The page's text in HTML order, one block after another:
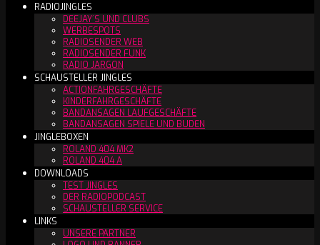
RADIOJINGLES
DEEJAY´S UND CLUBS
WERBESPOTS
RADIOSENDER WEB
RADIOSENDER FUNK
RADIO JARGON
SCHAUSTELLER JINGLES
ACTIONFAHRGESCHÄFTE
KINDERFAHRGESCHÄFTE
BANDANSAGEN LAUFGESCHÄFTE
BANDANSAGEN SPIELE UND BUDEN
JINGLEBOXEN
ROLAND 404 MK2
ROLAND 404 A
DOWNLOADS
TEST JINGLES
DER RADIOPODCAST
SCHAUSTELLER SERVICE
LINKS
UNSERE PARTNER